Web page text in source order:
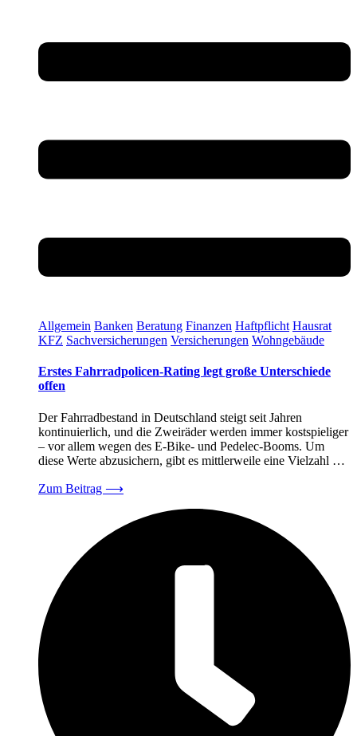
Allgemein Banken Beratung Finanzen Haftpflicht Hausrat
KFZ Sachversicherungen Versicherungen Wohngebäude
Erstes Fahrradpolicen-Rating legt große Unterschiede
offen
Der Fahrradbestand in Deutschland steigt seit Jahren
kontinuierlich, und die Zweiräder werden immer kostspieliger
– vor allem wegen des E-Bike- und Pedelec-Booms. Um
diese Werte abzusichern, gibt es mittlerweile eine Vielzahl …
Zum Beitrag ⟶